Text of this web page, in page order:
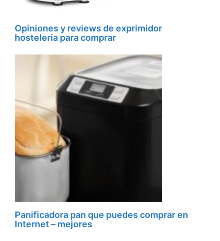
Opiniones y reviews de exprimidor
hosteleria para comprar
Panificadora pan que puedes comprar en
Internet – mejores